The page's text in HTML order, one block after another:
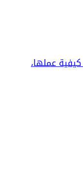
عملها،